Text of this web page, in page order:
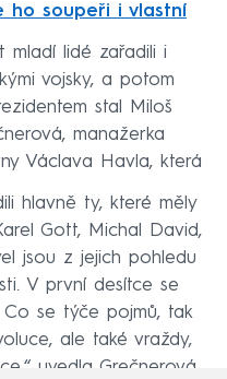
ho soupeři i vlastní
mladí lidé zařadili i
vojsky, a potom
stal Miloš
manažerka
Václava Havla, která
hlavně ty, které měly
Gott, Michal David,
jsou z jejich pohledu
V první desítce se
Co se týče pojmů, tak
ale také vraždy,
uvedla Grečnerová.